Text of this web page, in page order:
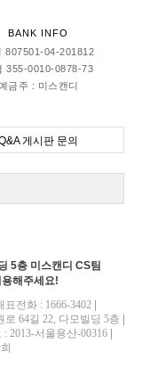
BANK INFO
807501-04-201812
355-0010-0878-73
금주 : 미스캔디
게시판 문의
5층 미스캔디 CS팀
해주세요!
표전화 : 1666-3402
64길 22, 다모빌딩 5층
2013-서울용산-00316